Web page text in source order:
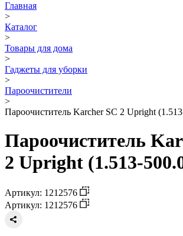
Главная
>
Каталог
>
Товары для дома
>
Гаджеты для уборки
>
Пароочистители
>
Пароочиститель Karcher SC 2 Upright
Пароочиститель
2 Upright (1.513-
Артикул: 1212576
Артикул: 1212576